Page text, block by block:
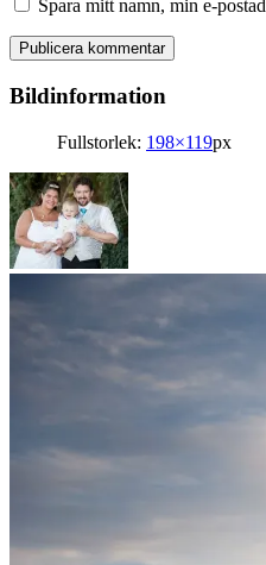
Spara mitt namn, min e-
Bildinformation
Fullstorlek: 198×119px